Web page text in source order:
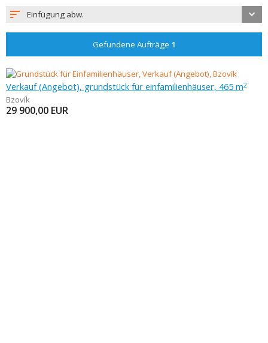
Einfügung abw.
Gefundene Aufträge 1
Verkauf (Angebot), grundstück für einfamilienhäuser, 465 m2
Bzovík
29 900,00 EUR